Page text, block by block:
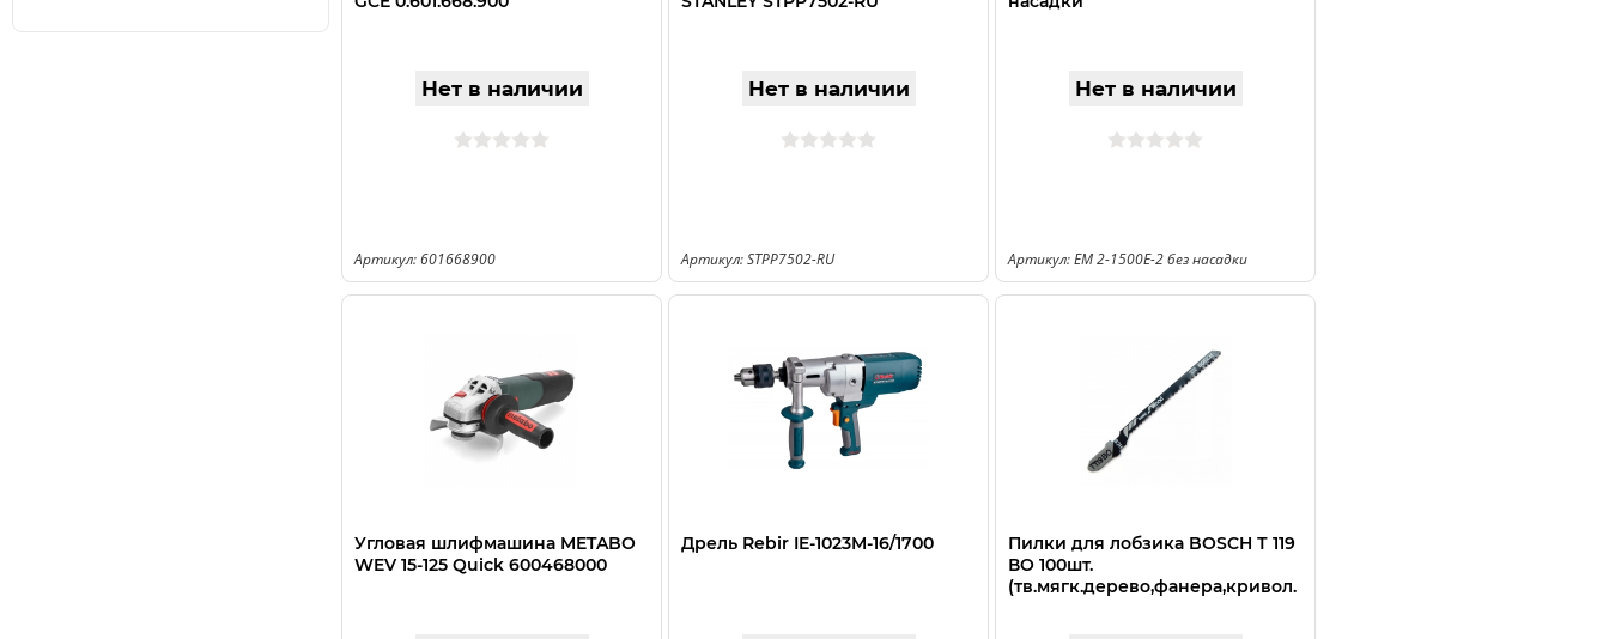
Нет в наличии
Артикул: 601668900
Нет в наличии
Артикул: STPP7502-RU
Нет в наличии
Артикул: EM 2-1500E-2 без насадки
Угловая шлифмашина METABO
WEV 15-125 Quick 600468000
Дрель Rebir IE-1023M-16/1700
Пилки для лобзика BOSCH Т 119
ВO 100шт.
(тв.мягк.дерево,фанера,кривол.